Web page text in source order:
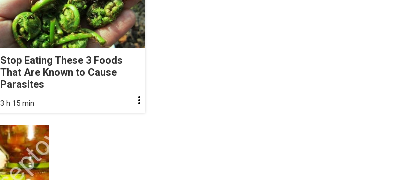
Stop Eating These 3 Foods
That Are Known to Cause
Parasites
3 h 15 min